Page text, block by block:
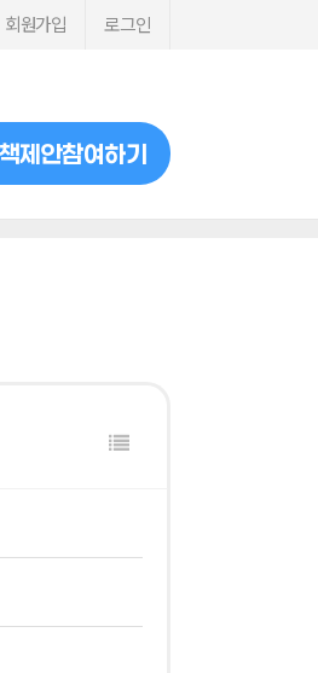
회원가입 로그인
제안참여하기